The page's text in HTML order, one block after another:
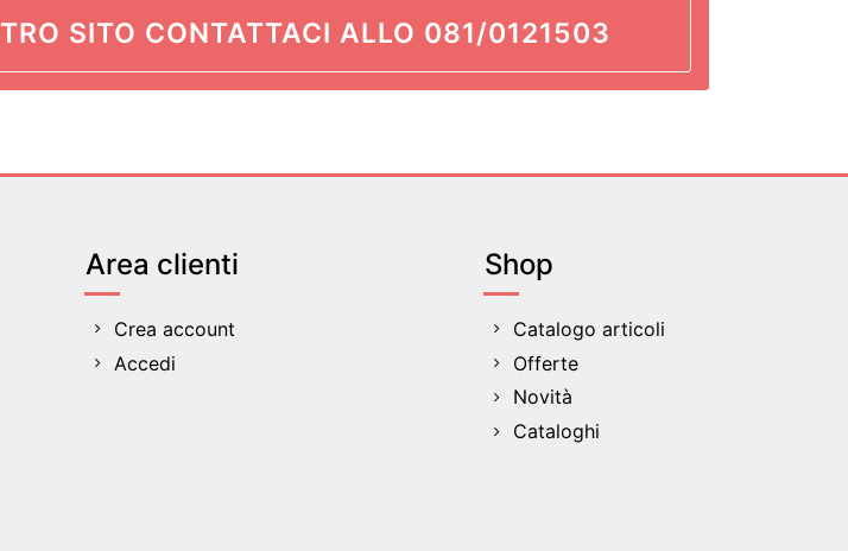
SITO CONTATTACI ALLO 081/0121503
Area clienti
Crea account
Accedi
Shop
Catalogo articoli
Offerte
Novità
Cataloghi